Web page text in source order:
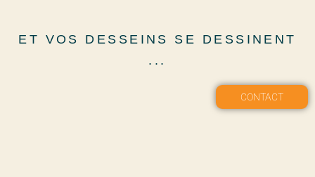
ET VOS DESSEINS SE DESSINENT
...
CONTACT